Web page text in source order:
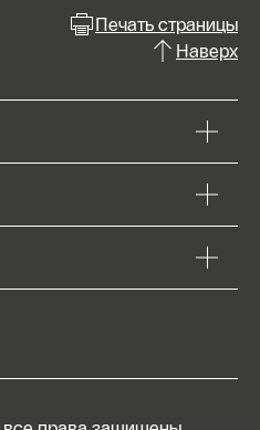
Печать страницы
Наверх